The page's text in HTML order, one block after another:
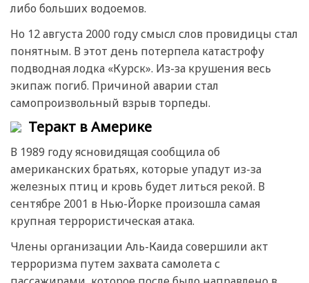
либо больших водоемов.
Но 12 августа 2000 году смысл слов провидицы стал
понятным. В этот день потерпела катастрофу
подводная лодка «Курск». Из-за крушения весь
экипаж погиб. Причиной аварии стал
самопроизвольный взрыв торпеды.
Теракт в Америке
В 1989 году ясновидящая сообщила об
американских братьях, которые упадут из-за
железных птиц и кровь будет литься рекой. В
сентябре 2001 в Нью-Йорке произошла самая
крупная террористическая атака.
Члены организации Аль-Каида совершили акт
терроризма путем захвата самолета с